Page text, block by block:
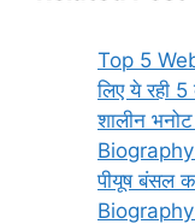
Top 5
लिए ये रही
शालीन
पीयूष बंसल